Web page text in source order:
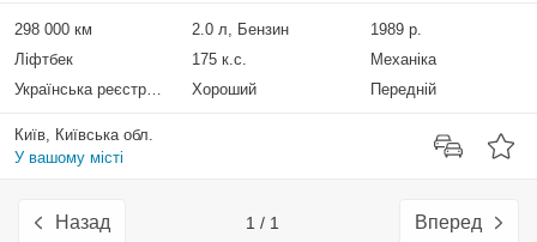
298 000 км 2.0 л, Бензин
1989 р.
Ліфтбек
175 к.с.
Механіка
Українська реєстрація
Хороший Передній
Київ, Київська обл.
У вашому місті
Назад 1 / 1 Вперед